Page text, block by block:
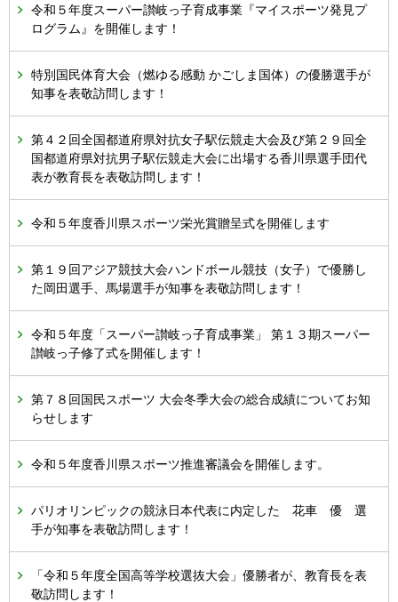
令和５年度スーパー讃岐っ子育成事業『マイスポーツ発見プ
ログラム』を開催します！
特別国民体育大会（燃ゆる感動 かごしま国体）の優勝選手が
知事を表敬訪問します！
第４２回全国都道府県対抗女子駅伝競走大会及び第２９回全
国都道府県対抗男子駅伝競走大会に出場する香川県選手団代
表が教育長を表敬訪問します！
令和５年度香川県スポーツ栄光賞贈呈式を開催します
第１９回アジア競技大会ハンドボール競技（女子）で優勝し
た岡田選手、馬場選手が知事を表敬訪問します！
令和５年度「スーパー讃岐っ子育成事業」 第１３期スーパー
讃岐っ子修了式を開催します！
第７８回国民スポーツ 大会冬季大会の総合成績についてお知
らせします
令和５年度香川県スポーツ推進審議会を開催します。
パリオリンピックの競泳日本代表に内定した 花車 優 選
手が知事を表敬訪問します！
「令和５年度全国高等学校選抜大会」優勝者が、教育長を表
敬訪問します！